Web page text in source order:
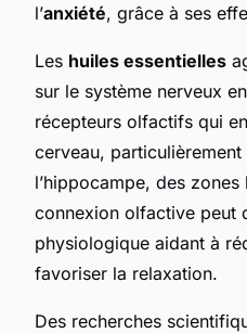
l’anxiété, grâce à ses
Les huiles essentielles
sur le système nerveux
récepteurs olfactifs qui
cerveau, particulièrement
l’hippocampe, des
connexion olfactive peut
physiologique aidant à
favoriser la relaxation.
Des recherches